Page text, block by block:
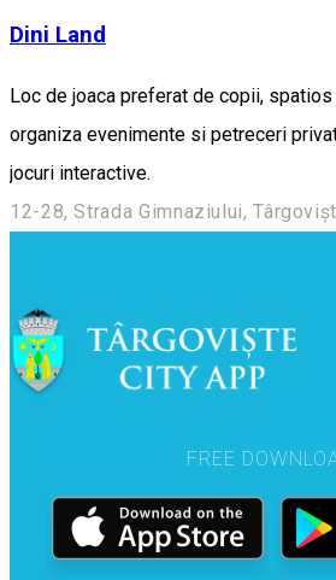
Dini Land
Loc de joaca preferat de copii,
organiza evenimente si petreceri
jocuri interactive.
12-28, Strada Gimnaziului,
FREE